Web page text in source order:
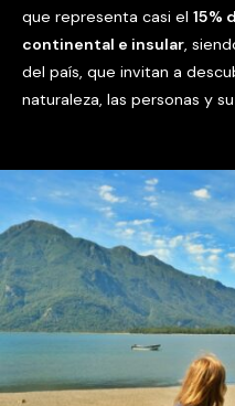
que representa casi el 15%
continental e insular,
del país, que invitan a
naturaleza, las personas y